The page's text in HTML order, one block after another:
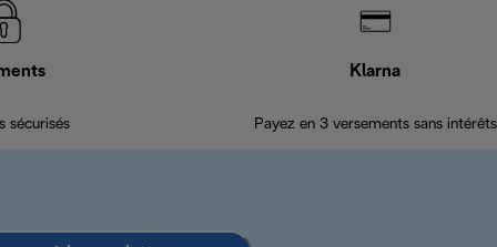
sécurisés
Klarna
Payez en 3 versements sans intérêts